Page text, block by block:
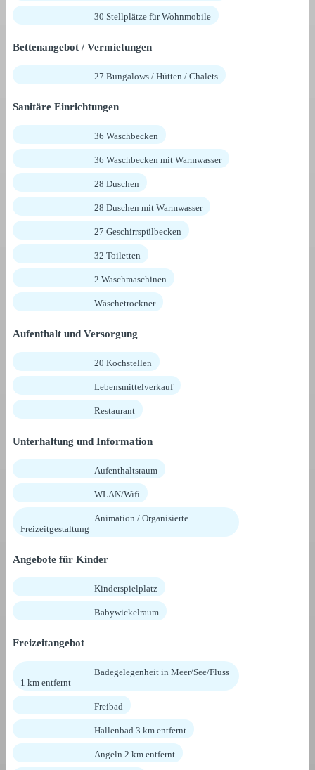
30 Stellplätze für Wohnmobile
Bettenangebot / Vermietungen
27 Bungalows / Hütten / Chalets
Sanitäre Einrichtungen
36 Waschbecken
36 Waschbecken mit Warmwasser
28 Duschen
28 Duschen mit Warmwasser
27 Geschirrspülbecken
32 Toiletten
2 Waschmaschinen
Wäschetrockner
Aufenthalt und Versorgung
20 Kochstellen
Lebensmittelverkauf
Restaurant
Unterhaltung und Information
Aufenthaltsraum
WLAN/Wifi
Animation / Organisierte
Freizeitgestaltung
Angebote für Kinder
Kinderspielplatz
Babywickelraum
Freizeitangebot
Badegelegenheit in Meer/See/Fluss
1 km entfernt
Freibad
Hallenbad 3 km entfernt
Angeln 2 km entfernt